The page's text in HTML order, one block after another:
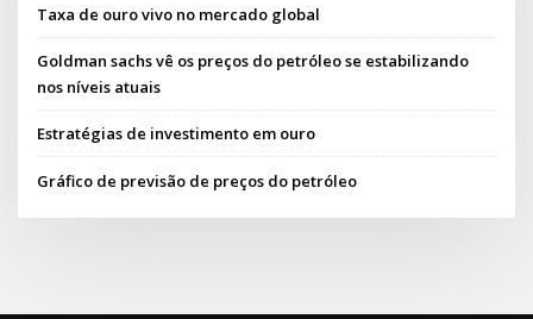
Taxa de ouro vivo no mercado global
Goldman sachs vê os preços do petróleo se estabilizando
nos níveis atuais
Estratégias de investimento em ouro
Gráfico de previsão de preços do petróleo